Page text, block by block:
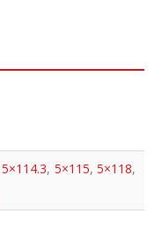
5×114.3, 5×115,5×118,